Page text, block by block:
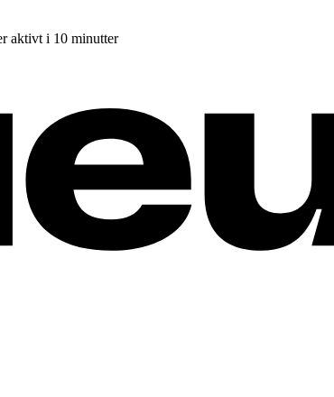
aktivt i 10 minutter